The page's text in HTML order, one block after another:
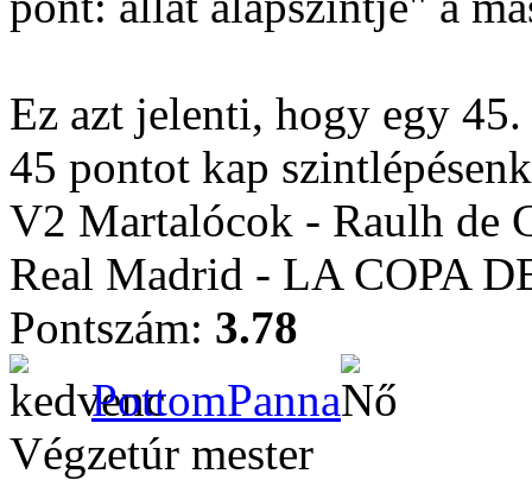
Ez azt jelenti, hogy egy
45 pontot kap
V2 Martalócok - Raulh de
Real Madrid - LA COPA
Pontszám: 3.78
PottomPanna
Végzetúr mester